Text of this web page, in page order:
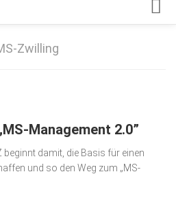
Zwilling
Management 2.0”
beginnt damit, die Basis für einen
und so den Weg zum „MS-